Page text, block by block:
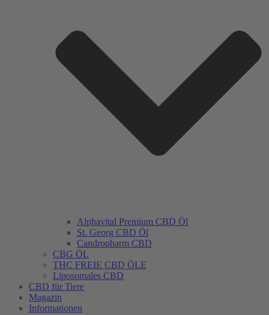
Alphavital Premium CBD Öl
St. Georg CBD Öl
Candropharm CBD
CBG ÖL
THC FREIE CBD ÖLE
Liposomales CBD
CBD für Tiere
Magazin
Informationen